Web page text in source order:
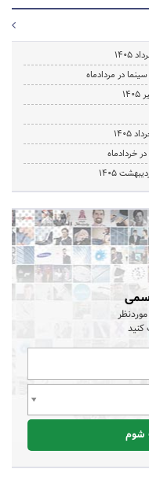
در مردادماه
خردادماه
1405
موردنظر
کنید
شوم